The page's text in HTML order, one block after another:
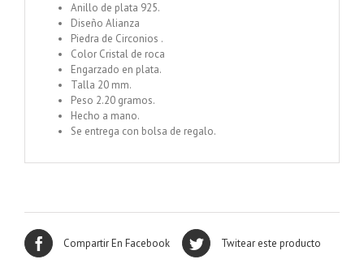
Anillo de plata 925.
Diseño Alianza
Piedra de Circonios .
Color Cristal de roca
Engarzado en plata.
Talla 20 mm.
Peso 2.20 gramos.
Hecho a mano.
Se entrega con bolsa de regalo.
Compartir En Facebook Twitear este producto